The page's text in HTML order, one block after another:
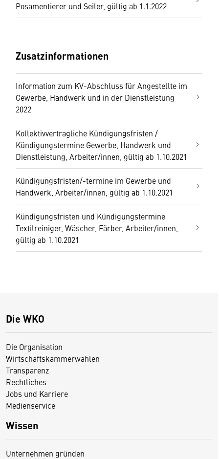
Posamentierer und Seiler, gültig ab 1.1.2022
Zusatzinformationen
Information zum KV-Abschluss für Angestellte im
Gewerbe, Handwerk und in der Dienstleistung
2022
Kollektivvertragliche Kündigungsfristen /
Kündigungstermine Gewerbe, Handwerk und
Dienstleistung, Arbeiter/innen, gültig ab 1.10.2021
Kündigungsfristen/-termine im Gewerbe und
Handwerk, Arbeiter/innen, gültig ab 1.10.2021
Kündigungsfristen und Kündigungstermine
Textilreiniger, Wäscher, Färber, Arbeiter/innen,
gültig ab 1.10.2021
Die WKO
Die Organisation
Wirtschaftskammerwahlen
Transparenz
Rechtliches
Jobs und Karriere
Medienservice
Wissen
Unternehmen gründen